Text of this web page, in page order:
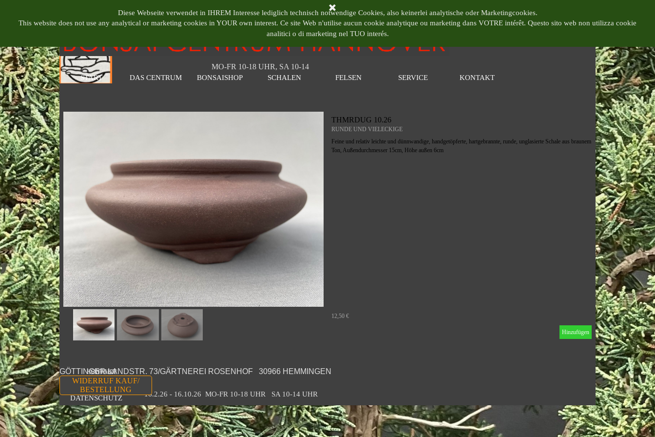
Diese Webseite verwendet in IHREM Interesse lediglich technisch notwendige Cookies, also keinerlei analytische oder Marketingcookies.
This website does not use any analytical or marketing cookies in YOUR own interest. Ce site Web n'utilise aucun cookie analytique ou marketing dans VOTRE intérêt. Questo sito web non utilizza cookie
analitici o di marketing nel TUO interés.
BONSAI CENTRUM HANNOVER
MO-FR 10-18 UHR, SA 10-14
Menü überspringen
START DAS CENTRUM ▼
BONSAISHOP ▼
SCHALEN ▼
FELSEN ▼
SERVICE ▼
KONTAKT
THMRDUG 10.26
RUNDE UND VIELECKIGE
Feine und relativ leichte und dünnwandige, handgetöpferte, hartgebrannte, runde, unglasierte Schale aus braunem
Ton, Außendurchmesser 15cm, Höhe außen 6cm
12,50 €
Hinzufügen
GÖTTINGER LANDSTR. 73/GÄRTNEREI ROSENHOF   30966 HEMMINGEN
KONTAKT
ANFAHRT
WIDERRUF KAUF/
BESTELLUNG
TEL 0511 323258
IMPRESSUM
16.2.26 - 16.10.26  MO-FR 10-18 UHR   SA 10-14 UHR
DATENSCHUTZ
Zurück zum Seiteninhalt